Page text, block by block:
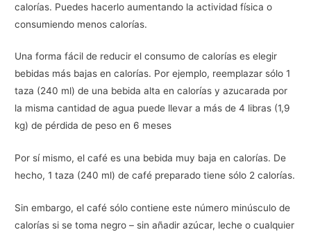
calorías. Puedes hacerlo aumentando la actividad física o
consumiendo menos calorías.
Una forma fácil de reducir el consumo de calorías es elegir
bebidas más bajas en calorías. Por ejemplo, reemplazar sólo 1
taza (240 ml) de una bebida alta en calorías y azucarada por
la misma cantidad de agua puede llevar a más de 4 libras (1,9
kg) de pérdida de peso en 6 meses
Por sí mismo, el café es una bebida muy baja en calorías. De
hecho, 1 taza (240 ml) de café preparado tiene sólo 2 calorías.
Sin embargo, el café sólo contiene este número minúsculo de
calorías si se toma negro – sin añadir azúcar, leche o cualquier